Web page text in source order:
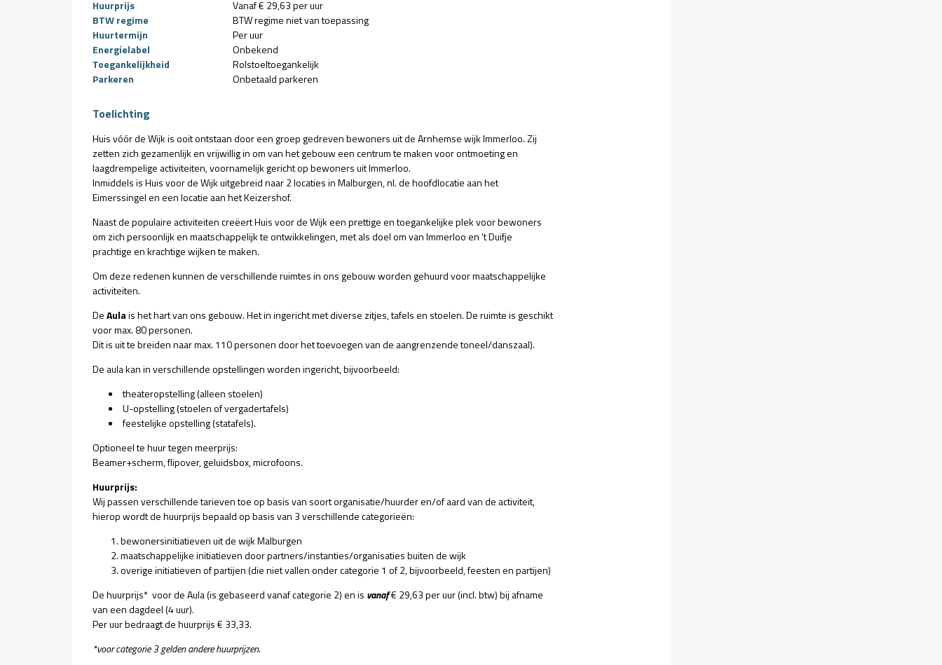
Huurprijs
Vanaf € 29,63 per uur
BTW regime
BTW regime niet van toepassing
Huurtermijn
Per uur
Energielabel
Onbekend
Toegankelijkheid
Rolstoeltoegankelijk
Parkeren
Onbetaald parkeren
Toelichting
Huis vóór de Wijk is ooit ontstaan door een groep gedreven bewoners uit de Arnhemse wijk Immerloo. Zij
zetten zich gezamenlijk en vrijwillig in om van het gebouw een centrum te maken voor ontmoeting en
laagdrempelige activiteiten, voornamelijk gericht op bewoners uit Immerloo.
Inmiddels is Huis voor de Wijk uitgebreid naar 2 locaties in Malburgen, nl. de hoofdlocatie aan het
Eimerssingel en een locatie aan het Keizershof.
Naast de populaire activiteiten creëert Huis voor de Wijk een prettige en toegankelijke plek voor bewoners
om zich persoonlijk en maatschappelijk te ontwikkelingen, met als doel om van Immerloo en 't Duifje
prachtige en krachtige wijken te maken.
Om deze redenen kunnen de verschillende ruimtes in ons gebouw worden gehuurd voor maatschappelijke
activiteiten.
DeAulais het hart van ons gebouw. Het in ingericht met diverse zitjes, tafels en stoelen. De ruimte is geschikt
voor max. 80 personen.
Dit is uit te breiden naar max. 110 personen door het toevoegen van de aangrenzende toneel/danszaal).
De aula kan in verschillende opstellingen worden ingericht, bijvoorbeeld:
theateropstelling (alleen stoelen)
U-opstelling (stoelen of vergadertafels)
feestelijke opstelling (statafels).
Optioneel te huur tegen meerprijs:
Beamer+scherm, flipover, geluidsbox, microfoons.
Huurprijs:
Wij passen verschillende tarieven toe op basis van soort organisatie/huurder en/of aard van de activiteit,
hierop wordt de huurprijs bepaald op basis van 3 verschillende categorieën:
bewonersinitiatieven uit de wijk Malburgen
maatschappelijke initiatieven door partners/instanties/organisaties buiten de wijk
overige initiatieven of partijen (die niet vallen onder categorie 1 of 2, bijvoorbeeld, feesten en partijen)
De huurprijs* voor de Aula (is gebaseerd vanaf categorie 2) en is vanaf€ 29,63 per uur (incl. btw)bij afname
van een dagdeel (4 uur).
Per uur bedraagt de huurprijs € 33,33.
*voor categorie 3 gelden andere huurprijzen.